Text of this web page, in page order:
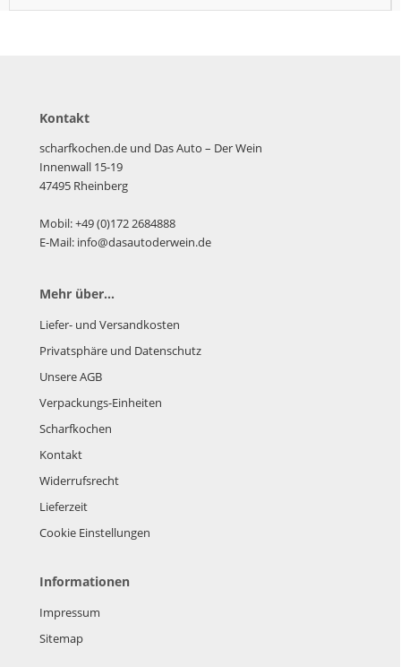
Kontakt
scharfkochen.de und Das Auto – Der Wein
Innenwall 15-19
47495 Rheinberg
Mobil: +49 (0)172 2684888
E-Mail: info@dasautoderwein.de
Mehr über...
Liefer- und Versandkosten
Privatsphäre und Datenschutz
Unsere AGB
Verpackungs-Einheiten
Scharfkochen
Kontakt
Widerrufsrecht
Lieferzeit
Cookie Einstellungen
Informationen
Impressum
Sitemap